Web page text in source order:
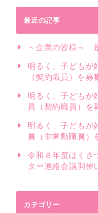
最近の記事
～企業の皆様～
明るく、子どもが
（契約職員）を募
明るく、子どもが
員（契約職員）を
明るく、子どもが
員（非常勤職員）
令和８年度ほくさ
ター連絡会議開催
カテゴリー